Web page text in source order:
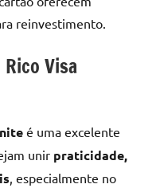
reinvestimento.
Visa
é uma excelente
unir praticidade,
, especialmente no